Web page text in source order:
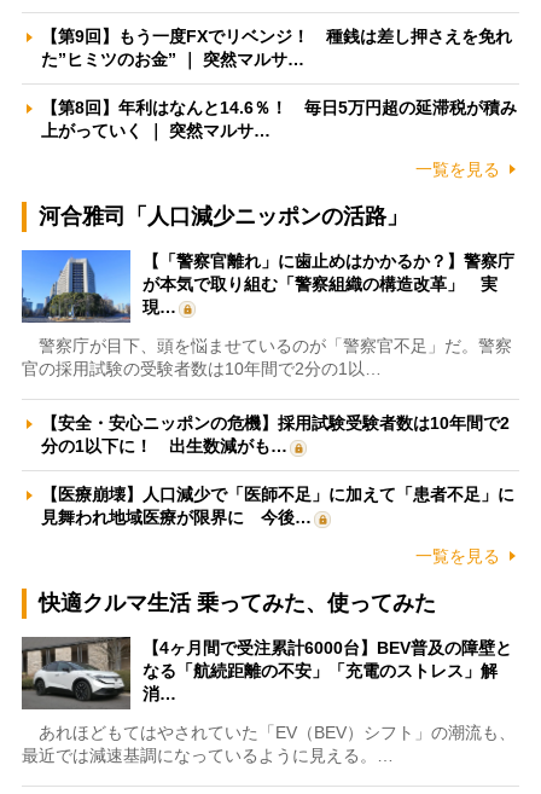
【第9回】もう一度FXでリベンジ！ 種銭は差し押さえを免れ
た”ヒミツのお金” ｜ 突然マルサ…
【第8回】年利はなんと14.6％！ 毎日5万円超の延滞税が積み
上がっていく ｜ 突然マルサ…
一覧を見る
河合雅司「人口減少ニッポンの活路」
【「警察官離れ」に歯止めはかかるか？】警察庁
が本気で取り組む「警察組織の構造改革」 実
現…
警察庁が目下、頭を悩ませているのが「警察官不足」だ。警察
官の採用試験の受験者数は10年間で2分の1以…
【安全・安心ニッポンの危機】採用試験受験者数は10年間で2
分の1以下に！ 出生数減がも…
【医療崩壊】人口減少で「医師不足」に加えて「患者不足」に
見舞われ地域医療が限界に 今後…
一覧を見る
快適クルマ生活 乗ってみた、使ってみた
【4ヶ月間で受注累計6000台】BEV普及の障壁と
なる「航続距離の不安」「充電のストレス」解
消…
あれほどもてはやされていた「EV（BEV）シフト」の潮流も、
最近では減速基調になっているように見える。…